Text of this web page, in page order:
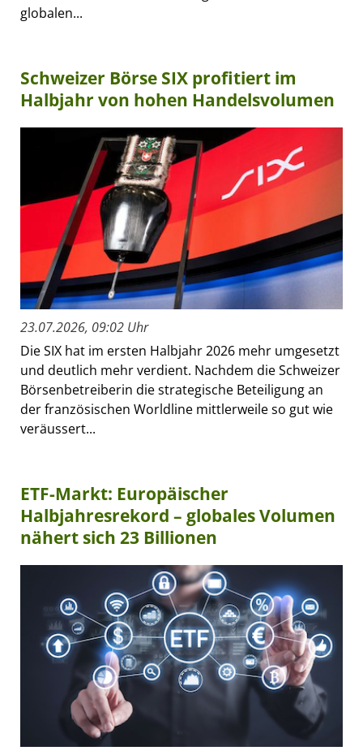
globalen...
Schweizer Börse SIX profitiert im
Halbjahr von hohen Handelsvolumen
23.07.2026, 09:02 Uhr
Die SIX hat im ersten Halbjahr 2026 mehr umgesetzt
und deutlich mehr verdient. Nachdem die Schweizer
Börsenbetreiberin die strategische Beteiligung an
der französischen Worldline mittlerweile so gut wie
veräussert...
ETF-Markt: Europäischer
Halbjahresrekord – globales Volumen
nähert sich 23 Billionen